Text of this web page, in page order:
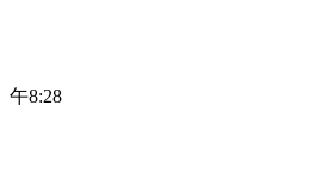
午8:28